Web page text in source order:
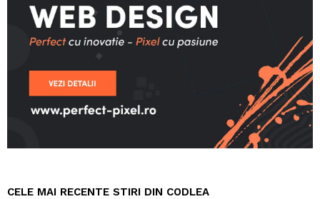
CELE MAI RECENTE STIRI DIN CODLEA